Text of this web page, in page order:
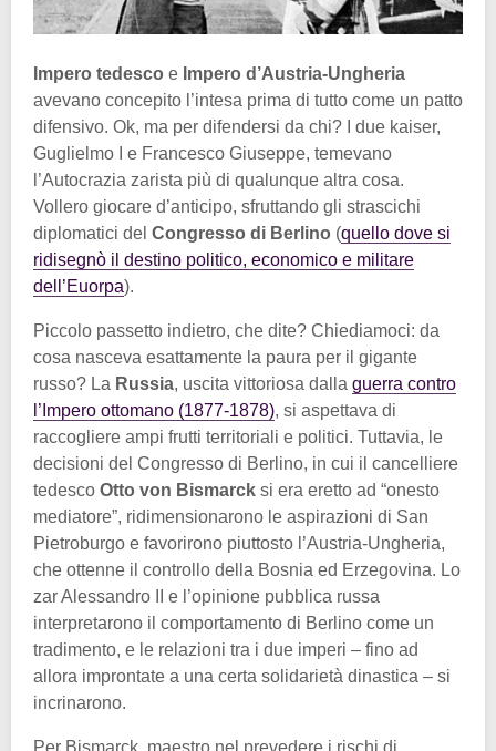
Impero tedesco e Impero d’Austria-Ungheria
avevano concepito l’intesa prima di tutto come un patto
difensivo. Ok, ma per difendersi da chi? I due kaiser,
Guglielmo I e Francesco Giuseppe, temevano
l’Autocrazia zarista più di qualunque altra cosa.
Vollero giocare d’anticipo, sfruttando gli strascichi
diplomatici del Congresso di Berlino (quello dove si
ridisegnò il destino politico, economico e militare
dell’Euorpa).
Piccolo passetto indietro, che dite? Chiediamoci: da
cosa nasceva esattamente la paura per il gigante
russo? La Russia, uscita vittoriosa dalla guerra contro
l’Impero ottomano (1877-1878), si aspettava di
raccogliere ampi frutti territoriali e politici. Tuttavia, le
decisioni del Congresso di Berlino, in cui il cancelliere
tedesco Otto von Bismarck si era eretto ad “onesto
mediatore”, ridimensionarono le aspirazioni di San
Pietroburgo e favorirono piuttosto l’Austria-Ungheria,
che ottenne il controllo della Bosnia ed Erzegovina. Lo
zar Alessandro II e l’opinione pubblica russa
interpretarono il comportamento di Berlino come un
tradimento, e le relazioni tra i due imperi – fino ad
allora improntate a una certa solidarietà dinastica – si
incrinarono.